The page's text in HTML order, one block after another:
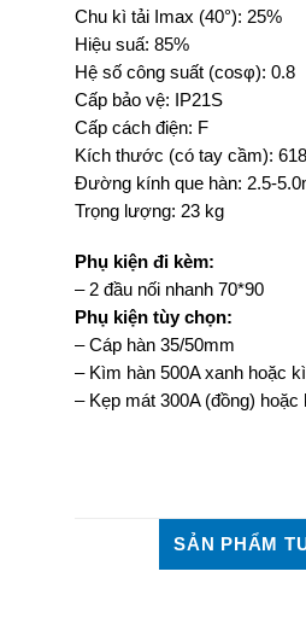
Chu kì tải Imax (40°): 25%
Hiệu suấ: 85%
Hệ số công suất (cosφ): 0.8
Cấp bảo vệ: IP21S
Cấp cách điện: F
Kích thước (có tay cầm):
Đường kính que hàn: 2.5-
Trọng lượng: 23 kg
Phụ kiện đi kèm:
– 2 đầu nối nhanh 70*90
Phụ kiện tùy chọn:
– Cáp hàn 35/50mm
– Kìm hàn 500A xanh hoặc
– Kẹp mát 300A (đồng) hoặc
SẢN PHẨM